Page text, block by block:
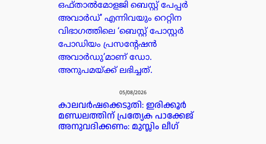
ഒഫ്താൽമോളജി ബെസ്റ്റ് പേപ്പർ
അവാർഡ്’ എന്നിവയും റെറ്റിന
വിഭാഗത്തിലെ ‘ബെസ്റ്റ് പോസ്റ്റർ
പോഡിയം പ്രസന്റേഷൻ
അവാർഡു’മാണ് ഡോ.
അനുപമയ്ക്ക് ലഭിച്ചത്.
05/08/2026
കാലവർഷക്കെടുതി: ഇരിക്കൂർ
മണ്ഡലത്തിന് പ്രത്യേക പാക്കേജ്
അനുവദിക്കണം: മുസ്ലിം ലീഗ്